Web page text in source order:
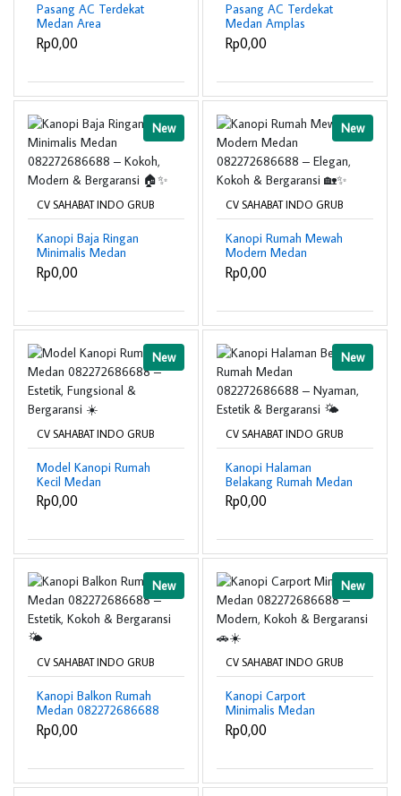
Pasang AC Terdekat
Medan Area
082272686688 –
Teknisi Profesional &
Rp0,00
Pasang AC Terdekat
Medan Amplas
082272686688 –
Teknisi Profesional &
Rp0,00
New
CV SAHABAT INDO GRUB
Kanopi Baja Ringan
Minimalis Medan
082272686688 –
Kokoh, Modern &
Rp0,00
New
CV SAHABAT INDO GRUB
Kanopi Rumah Mewah
Modern Medan
082272686688 –
Elegan, Kokoh &
Rp0,00
New
CV SAHABAT INDO GRUB
Model Kanopi Rumah
Kecil Medan
082272686688 –
Estetik, Fungsional &
Rp0,00
New
CV SAHABAT INDO GRUB
Kanopi Halaman
Belakang Rumah Medan
082272686688 –
Nyaman, Estetik &
Rp0,00
New
CV SAHABAT INDO GRUB
Kanopi Balkon Rumah
Medan 082272686688
– Estetik, Kokoh &
Bergaransi 🌤️
Rp0,00
New
CV SAHABAT INDO GRUB
Kanopi Carport
Minimalis Medan
082272686688 –
Modern, Kokoh &
Rp0,00